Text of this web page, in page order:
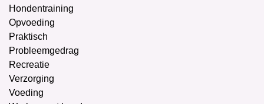
Hondentraining
Opvoeding
Praktisch
Probleemgedrag
Recreatie
Verzorging
Voeding